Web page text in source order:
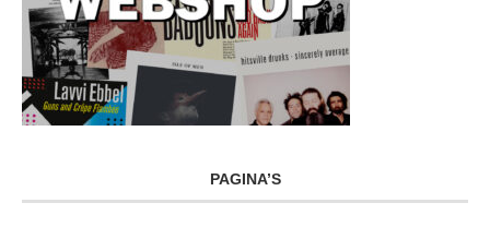
PAGINA’S